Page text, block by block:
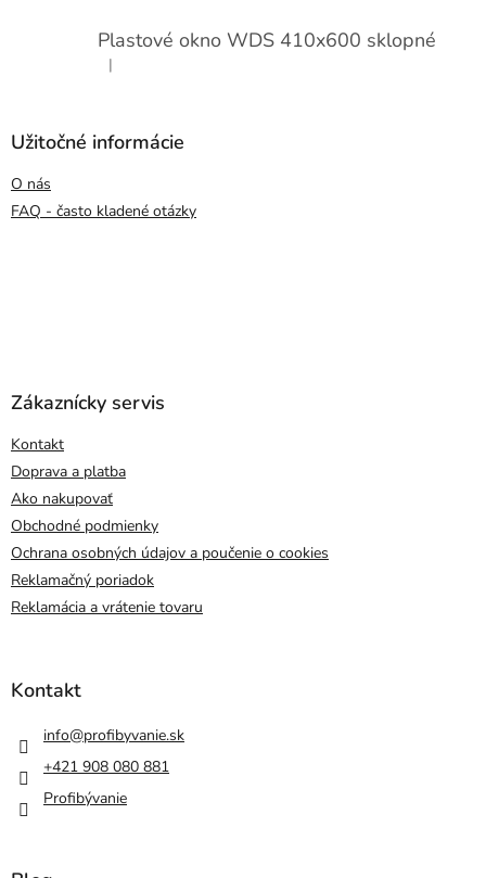
Plastové okno WDS 410x600 sklopné
Hodnotenie produktu je 5 z 5 hviezdičiek.
|
Užitočné informácie
O nás
FAQ - často kladené otázky
Zákaznícky servis
Kontakt
Doprava a platba
Ako nakupovať
Obchodné podmienky
Ochrana osobných údajov a poučenie o cookies
Reklamačný poriadok
Reklamácia a vrátenie tovaru
Kontakt
info@profibyvanie.sk
+421 908 080 881
Profibývanie